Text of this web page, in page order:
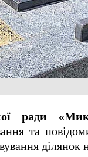
ради
та
ділянок